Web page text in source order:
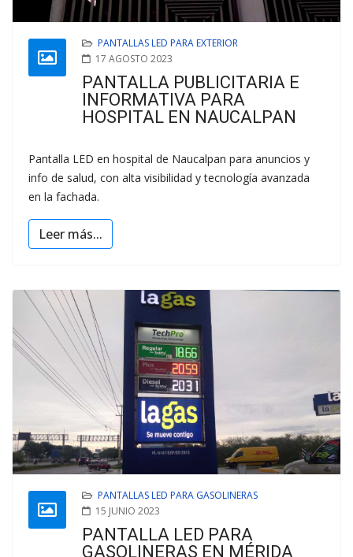
PANTALLAS LED PARA EXTERIOR
17 AGOSTO 2023
PANTALLA PUBLICITARIA E
INFORMATIVA PARA
HOSPITAL EN NAUCALPAN
Pantalla LED en hospital de Naucalpan para anuncios y
info de salud, con alta visibilidad y tecnología avanzada
en la fachada.
Leer más...
PANTALLAS LED PARA GASOLINERAS
15 JUNIO 2023
PANTALLA LED PARA
GASOLINERAS EN MÉRIDA